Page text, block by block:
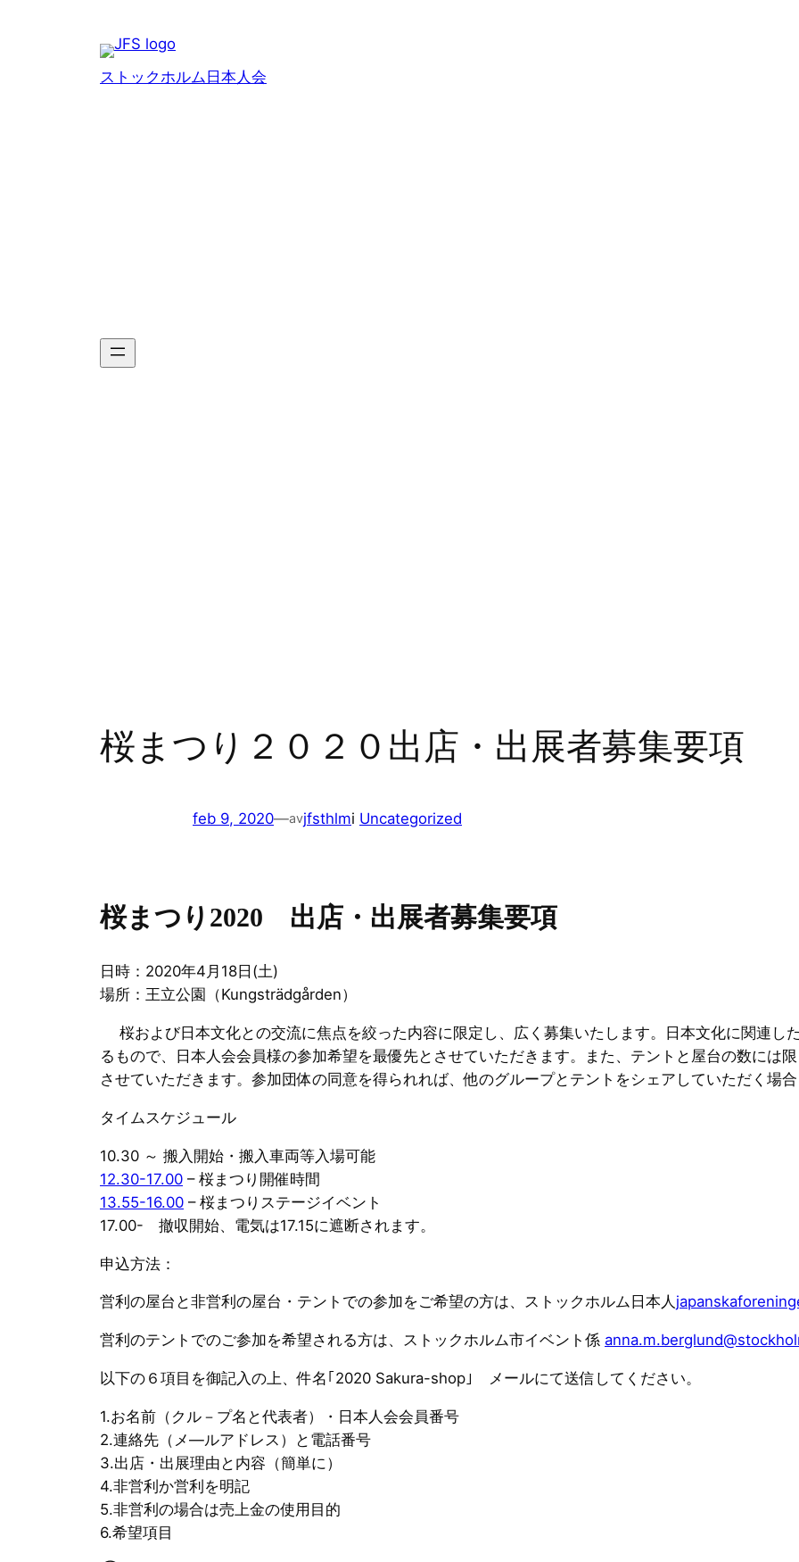
ストックホルム日本人会
桜まつり２０２０出店・出展者募集要項
feb 9, 2020—avjfsthlmi Uncategorized
桜まつり2020 出店・出展者募集要項
日時：2020年4月18日(土)
場所：王立公園（Kungsträdgården）
桜および日本文化との交流に焦点を絞った内容に限定し、広く募集いたします。日本文化に関連し
るもので、日本人会会員様の参加希望を最優先とさせていただきます。また、テントと屋台の数には
させていただきます。参加団体の同意を得られれば、他のグループとテントをシェアしていただく場合
タイムスケジュール
10.30 ～ 搬入開始・搬入車両等入場可能
12.30-17.00 – 桜まつり開催時間
13.55-16.00 – 桜まつりステージイベント
17.00- 撤収開始、電気は17.15に遮断されます。
申込方法：
営利の屋台と非営利の屋台・テントでの参加をご希望の方は、ストックホルム日本人
営利のテントでのご参加を希望される方は、ストックホルム市イベント係
以下の６項目を御記入の上、件名｢2020 Sakura-shop｣ メールにて送信してください。
1.お名前（クル－プ名と代表者）・日本人会会員番号
2.連絡先（メ―ルアドレス）と電話番号
3.出店・出展理由と内容（簡単に）
4.非営利か営利を明記
5.非営利の場合は売上金の使用目的
6.希望項目